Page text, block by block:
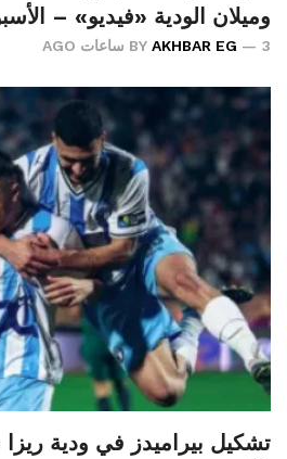
وميلان الودية «فيديو» –
BY AKHBAR EG 3 ساعات AGO
تشكيل بيراميدز في ودية